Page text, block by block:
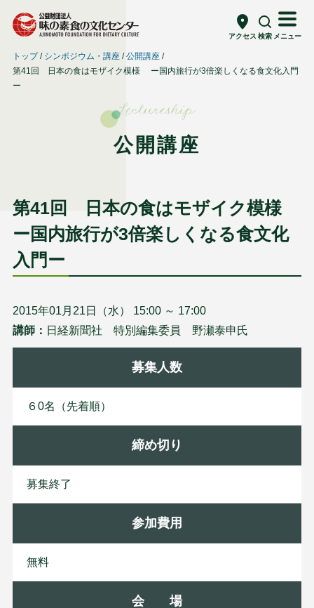
アクセス 検索 メニュー
トップ シンポジウム・講座
公開講座
第41回 日本の食はモザイク模様 ー国内旅行が3倍楽しくなる食文化入門
ー
Lectureship
公開講座
第41回 日本の食はモザイク模様
ー国内旅行が3倍楽しくなる食文化
入門ー
2015年01月21日（水） 15:00 ～ 17:00
講師： 日経新聞社 特別編集委員 野瀬泰申氏
募集人数
６0名（先着順）
締め切り
募集終了
参加費用
無料
会 場